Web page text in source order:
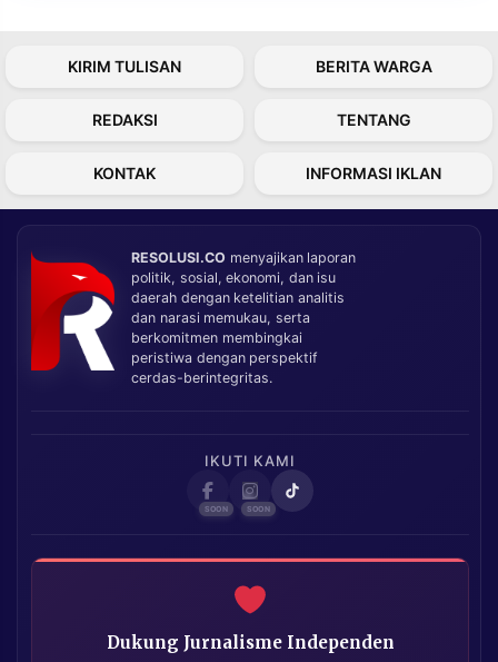
KIRIM TULISAN BERITA WARGA
REDAKSI TENTANG
KONTAK INFORMASI IKLAN
RESOLUSI.CO menyajikan laporan
politik, sosial, ekonomi, dan isu
daerah dengan ketelitian analitis
dan narasi memukau, serta
berkomitmen membingkai
peristiwa dengan perspektif
cerdas-berintegritas.
IKUTI KAMI
Dukung Jurnalisme Independen